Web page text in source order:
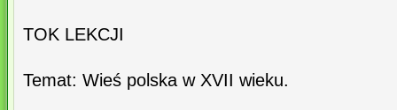
TOK LEKCJI
Temat: Wieś polska w XVII wieku.